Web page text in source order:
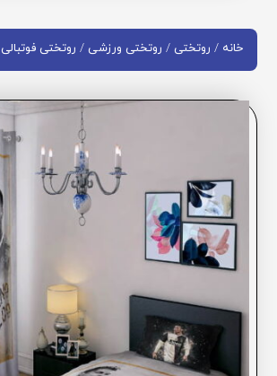
خانه / روتختی / روتختی ورزشی / روتختی فوتبالی